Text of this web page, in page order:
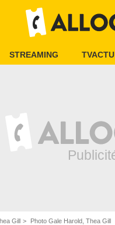
STREAMING TVACTU
Gill Photo Gale Harold, Thea Gill